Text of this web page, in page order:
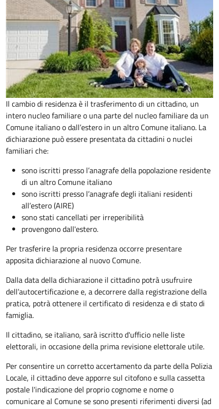
Il cambio di residenza è il trasferimento di un cittadino, un
intero nucleo familiare o una parte del nucleo familiare da un
Comune italiano o dall’estero in un altro Comune italiano. La
dichiarazione può essere presentata da cittadini o nuclei
familiari che:
sono iscritti presso l’anagrafe della popolazione residente
di un altro Comune italiano
sono iscritti presso l’anagrafe degli italiani residenti
all’estero (AIRE)
sono stati cancellati per irreperibilità
provengono dall'estero.
Per trasferire la propria residenza occorre presentare
appositadichiarazione al nuovo Comune.
Dalla data della dichiarazione il cittadino potrà usufruire
dell’autocertificazione e, a decorrere dalla registrazione della
pratica, potrà ottenere il certificato di residenza e di stato di
famiglia.
Il cittadino, se italiano, sarà iscritto d'ufficio nelle liste
elettorali, in occasione della prima revisione elettorale utile.
Per consentire un corretto accertamento da parte della Polizia
Locale, il cittadino deve apporre sul citofono e sulla cassetta
postale l'indicazione del proprio cognome e nome o
comunicare al Comune se sono presenti riferimenti diversi (ad